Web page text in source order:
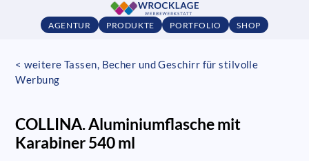
AGENTUR PRODUKTE PORTFOLIO SHOP
< weitere Tassen, Becher und Geschirr für stilvolle
Werbung
COLLINA. Aluminiumflasche mit
Karabiner 540 ml